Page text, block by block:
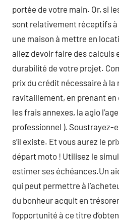
portée de votre main. Or, si
sont relativement réceptifs
une maison à mettre en
allez devoir faire des calculs
durabilité de votre projet.
prix du crédit nécessaire à
ravitaillement, en prenant en
les frais annexes, la agio
professionnel ). Soustrayez-
s’il existe. Et vous aurez le
départ moto ! Utilisez le
estimer ses échéances.Un
qui peut permettre à
du bonheur acquit en
l’opportunité à ce titre